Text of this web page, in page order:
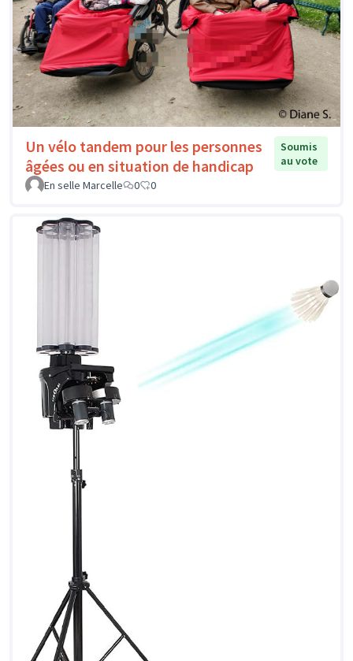
Un vélo tandem pour les personnes
âgées ou en situation de handicap
Soumis
au vote
En selle Marcelle
0 0